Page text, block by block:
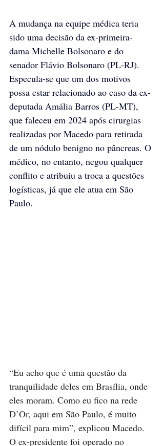
A mudança na equipe médica teria
sido uma decisão da ex-primeira-
dama Michelle Bolsonaro e do
senador Flávio Bolsonaro (PL-RJ).
Especula-se que um dos motivos
possa estar relacionado ao caso da ex-
deputada Amália Barros (PL-MT),
que faleceu em 2024 após cirurgias
realizadas por Macedo para retirada
de um nódulo benigno no pâncreas. O
médico, no entanto, negou qualquer
conflito e atribuiu a troca a questões
logísticas, já que ele atua em São
Paulo.
“Eu acho que é uma questão da
tranquilidade deles em Brasília, onde
eles moram. Como eu fico na rede
D’Or, aqui em São Paulo, é muito
difícil para mim”, explicou Macedo.
O ex-presidente foi operado no